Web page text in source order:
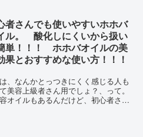
者さんでも使いやすいホホバ
ル。 酸化しにくいから扱い
単！！！ ホホバオイルの美
果とおすすめな使い方！！！
、なんかとっつきにくく感じる人も
容上級者さん用でしょ？、って。
オイルもあるんだけど、初心者さん